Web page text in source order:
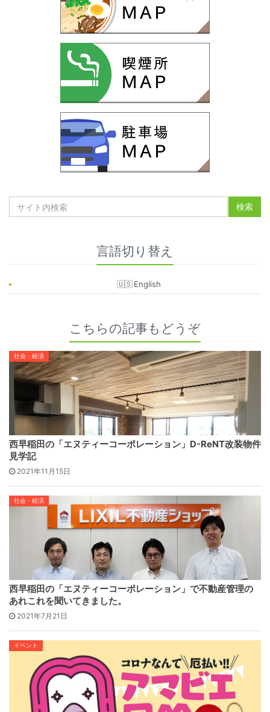
言語切り替え
English
こちらの記事もどうぞ
社会・経済
西早稲田の「エヌティーコーポレーション」D-ReNT改装物件
見学記
2021年11月15日
社会・経済
西早稲田の「エヌティーコーポレーション」で不動産管理の
あれこれを聞いてきました。
2021年7月21日
イベント